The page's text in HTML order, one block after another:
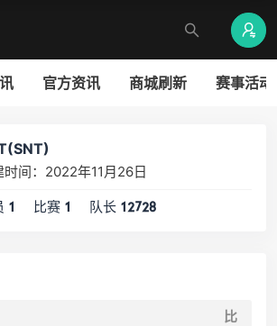
官方资讯 商城刷新 赛事活动
时间：2022年11月26日
1 比赛 1 队长 12728
比